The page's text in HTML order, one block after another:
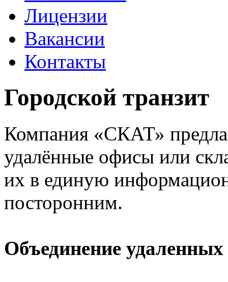
Лицензии
Вакансии
Контакты
Городской транзит
Компания «СКАТ»
удалённые офисы или
их в единую
посторонним.
Объединение